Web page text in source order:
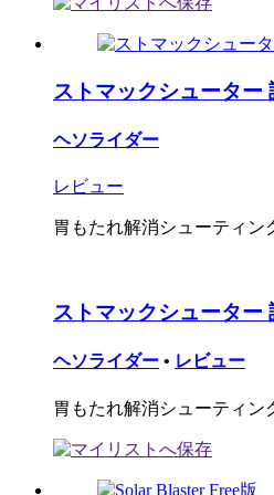
ストマックシューター
ヘソライダー
レビュー
胃もたれ解消シューティン
ストマックシューター
ヘソライダー • レビュー
胃もたれ解消シューティン